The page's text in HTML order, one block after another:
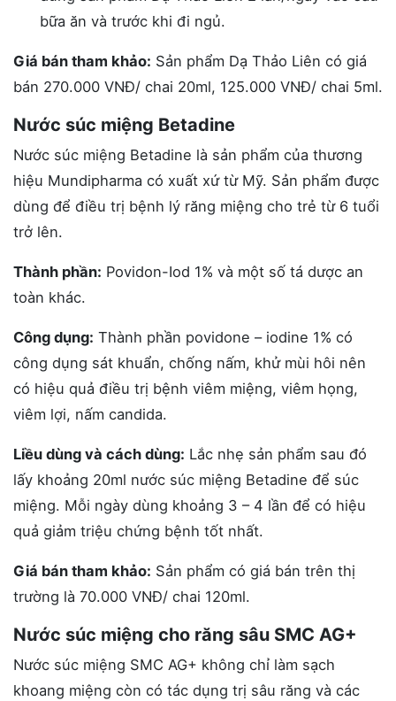
bữa ăn và trước khi đi ngủ.
Giá bán tham khảo: Sản phẩm Dạ Thảo Liên có giá
bán 270.000 VNĐ/ chai 20ml, 125.000 VNĐ/ chai 5ml.
Nước súc miệng Betadine
Nước súc miệng Betadine là sản phẩm của thương
hiệu Mundipharma có xuất xứ từ Mỹ. Sản phẩm được
dùng để điều trị bệnh lý răng miệng cho trẻ từ 6 tuổi
trở lên.
Thành phần: Povidon-Iod 1% và một số tá dược an
toàn khác.
Công dụng: Thành phần povidone – iodine 1% có
công dụng sát khuẩn, chống nấm, khử mùi hôi nên
có hiệu quả điều trị bệnh viêm miệng, viêm họng,
viêm lợi, nấm candida.
Liều dùng và cách dùng: Lắc nhẹ sản phẩm sau đó
lấy khoảng 20ml nước súc miệng Betadine để súc
miệng. Mỗi ngày dùng khoảng 3 – 4 lần để có hiệu
quả giảm triệu chứng bệnh tốt nhất.
Giá bán tham khảo: Sản phẩm có giá bán trên thị
trường là 70.000 VNĐ/ chai 120ml.
Nước súc miệng cho răng sâu SMC AG+
Nước súc miệng SMC AG+ không chỉ làm sạch
khoang miệng còn có tác dụng trị sâu răng và các